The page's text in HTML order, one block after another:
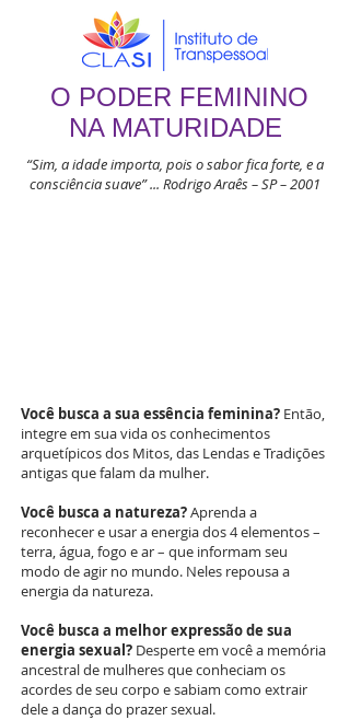
O PODER FEMININO
NA MATURIDADE
“Sim, a idade importa, pois o sabor fica forte, e a
consciência suave” ... Rodrigo Araês – SP – 2001
Você busca a sua essência feminina? Então,
integre em sua vida os conhecimentos
arquetípicos dos Mitos, das Lendas e Tradições
antigas que falam da mulher.
Você busca a natureza?Aprenda a
reconhecer e usar a energia dos 4 elementos –
terra, água, fogo e ar – que informam seu
modo de agir no mundo. Neles repousa a
energia da natureza.
Você busca a melhor expressão de sua
energia sexual? Desperte em você a memória
ancestral de mulheres que conheciam os
acordes de seu corpo e sabiam como extrair
dele a dança do prazer sexual.